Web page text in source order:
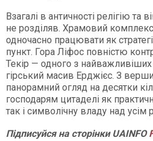
Взагалі в античності релігію та
не розділяв. Храмовий
одночасно працювати як
пункт. Гора Ліфос повністю
Текір — одного з найважливіших
гірський масив Ерджієс. З
панорамний огляд на десятки
господарям цитаделі як
так і символічну владу над усім
ПідписуйсянасторінкиUAINFO